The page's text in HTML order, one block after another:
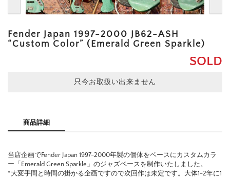
Fender Japan 1997-2000 JB62-ASH
“Custom Color” (Emerald Green Sparkle)
SOLD
只今お取扱い出来ません
商品詳細
当店企画でFender Japan 1997-2000年製の個体をベースにカスタムカラ
ー「Emerald Green Sparkle」のジャズベースを制作いたしました。
*大変手間と時間の掛かる企画ですので次回作は未定です。大体1-2年に1